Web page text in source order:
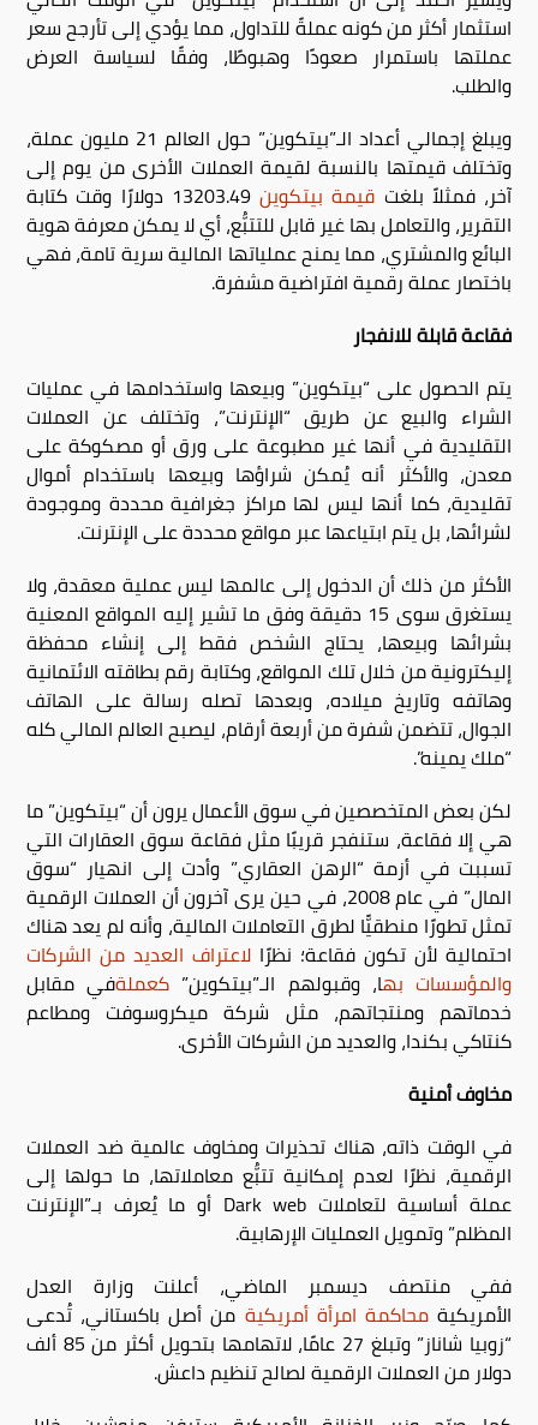
استثمار أكثر من كونه عملةً للتداول، مما يؤدي إلى تأرجح سعر
عملتها باستمرار صعودًا وهبوطًا، وفقًا لسياسة العرض
والطلب.
ويبلغ إجمالي أعداد الـ”بيتكوين” حول العالم 21 مليون عملة،
وتختلف قيمتها بالنسبة لقيمة العملات الأخرى من يوم إلى
آخر، فمثلاً بلغت قيمة بيتكوين
13203.49 دولارًا وقت كتابة
التقرير، والتعامل بها غير قابل للتتبُّع، أي لا يمكن معرفة هوية
البائع والمشتري، مما يمنح عملياتها المالية سرية تامة، فهي
باختصار عملة رقمية افتراضية مشفرة.
فقاعة قابلة للانفجار
يتم الحصول على “بيتكوين” وبيعها واستخدامها في عمليات
الشراء والبيع عن طريق “الإنترنت”، وتختلف عن العملات
التقليدية في أنها غير مطبوعة على ورق أو مصكوكة على
معدن، والأكثر أنه يُمكن شراؤها وبيعها باستخدام أموال
تقليدية، كما أنها ليس لها مراكز جغرافية محددة وموجودة
لشرائها، بل يتم ابتياعها عبر مواقع محددة على الإنترنت.
الأكثر من ذلك أن الدخول إلى عالمها ليس عملية معقدة، ولا
يستغرق سوى 15 دقيقة وفق ما تشير إليه المواقع المعنية
بشرائها وبيعها، يحتاج الشخص فقط إلى إنشاء محفظة
إليكترونية من خلال تلك المواقع، وكتابة رقم بطاقته الائتمانية
وهاتفه وتاريخ ميلاده، وبعدها تصله رسالة على الهاتف
الجوال، تتضمن شفرة من أربعة أرقام، ليصبح العالم المالي كله
“ملك يمينه”.
لكن بعض المتخصصين في سوق الأعمال يرون أن “بيتكوين” ما
هي إلا فقاعة، ستنفجر قريبًا مثل فقاعة سوق العقارات التي
تسببت في أزمة “الرهن العقاري” وأدت إلى انهيار “سوق
المال” في عام 2008، في حين يرى آخرون أن العملات الرقمية
تمثل تطورًا منطقيًّا لطرق التعاملات المالية، وأنه لم يعد هناك
احتمالية لأن تكون فقاعة؛ نظرًا لاعتراف العديد من الشركات
والمؤسسات بها، وقبولهم الـ”بيتكوين” كعملةفي مقابل
خدماتهم ومنتجاتهم، مثل شركة ميكروسوفت ومطاعم
كنتاكي بكندا، والعديد من الشركات الأخرى.
مخاوف أمنية
في الوقت ذاته، هناك تحذيرات ومخاوف عالمية ضد العملات
الرقمية، نظرًا لعدم إمكانية تتبُّع معاملاتها، ما حولها إلى
عملة أساسية لتعاملات Dark web أو ما يُعرف بـ”الإنترنت
المظلم” وتمويل العمليات الإرهابية.
ففي منتصف ديسمبر الماضي، أعلنت وزارة العدل
الأمريكيةمحاكمة امرأة أمريكية من أصل باكستاني، تُدعى
“زوبيا شاناز” وتبلغ 27 عامًا، لاتهامها بتحويل أكثر من 85 ألف
دولار من العملات الرقمية لصالح تنظيم داعش.